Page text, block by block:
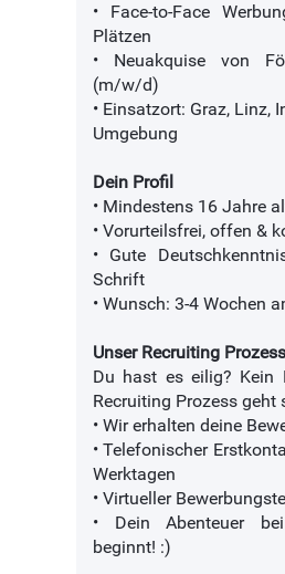
• Face-to-Face
Plätzen
• Neuakquise von
(m/w/d)
• Einsatzort: Graz, Linz,
Umgebung
Dein Profil
• Mindestens 16 Jahre
• Vorurteilsfrei, offen &
• Gute
Schrift
• Wunsch: 3-4 Wochen
Unser Recruiting Prozess
Du hast es eilig? Kein
Recruiting Prozess geht
• Wir erhalten deine
• Telefonischer
Werktagen
• Virtueller
• Dein Abenteuer bei
beginnt! :)